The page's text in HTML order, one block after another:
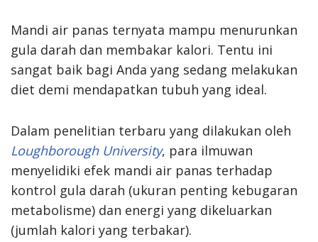
Mandi air panas ternyata mampu menurunkan
gula darah dan membakar kalori. Tentu ini
sangat baik bagi Anda yang sedang melakukan
diet demi mendapatkan tubuh yang ideal.
Dalam penelitian terbaru yang dilakukan oleh
Loughborough University, para ilmuwan
menyelidiki efek mandi air panas terhadap
kontrol gula darah (ukuran penting kebugaran
metabolisme) dan energi yang dikeluarkan
(jumlah kalori yang terbakar).